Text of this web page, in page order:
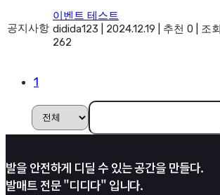
공지사항
이벤트 테스트
didida123
2024.12.19 추천 0
조회
262
1
발을 안전하게 디딜 수 있는 공간을 만들다.
발매트 전문 "디디다" 입니다.